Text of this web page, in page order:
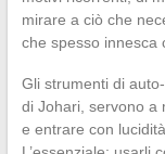
mirare a ciò che
che spesso innesca
Gli strumenti di
di Johari, servono a
e entrare con